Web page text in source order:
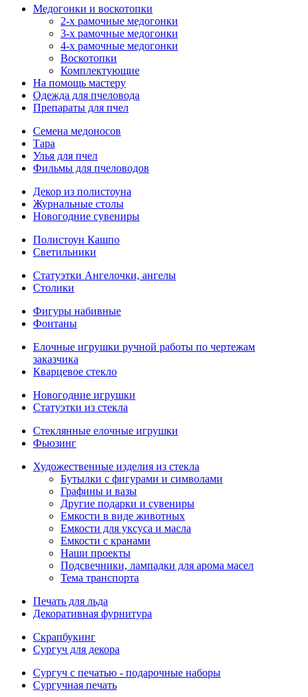
Медогонки и воскотопки
2-х рамочные медогонки
3-х рамочные медогонки
4-х рамочные медогонки
Воскотопки
Комплектующие
На помощь мастеру
Одежда для пчеловода
Препараты для пчел
Семена медоносов
Тара
Улья для пчел
Фильмы для пчеловодов
Декор из полистоуна
Журнальные столы
Новогодние сувениры
Полистоун Кашпо
Светильники
Статуэтки Ангелочки, ангелы
Столики
Фигуры набивные
Фонтаны
Елочные игрушки ручной работы по чертежам
заказчика
Кварцевое стекло
Новогодние игрушки
Статуэтки из стекла
Стеклянные елочные игрушки
Фьюзинг
Художественные изделия из стекла
Бутылки с фигурами и символами
Графины и вазы
Другие подарки и сувениры
Емкости в виде животных
Емкости для уксуса и масла
Емкости с кранами
Наши проекты
Подсвечники, лампадки для арома масел
Тема транспорта
Печать для льда
Декоративная фурнитура
Скрапбукинг
Сургуч для декора
Сургуч с печатью - подарочные наборы
Сургучная печать